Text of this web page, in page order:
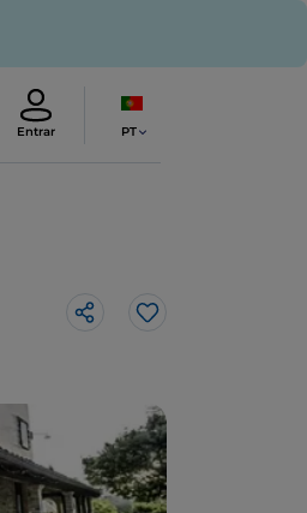
Entrar PT
Gosto